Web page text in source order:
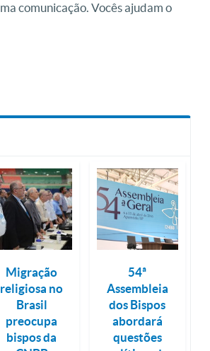
comunicação. Vocês ajudam o
Migração
religiosa no
Brasil
preocupa
bispos da
54ª
Assembleia
dos Bispos
abordará
questões